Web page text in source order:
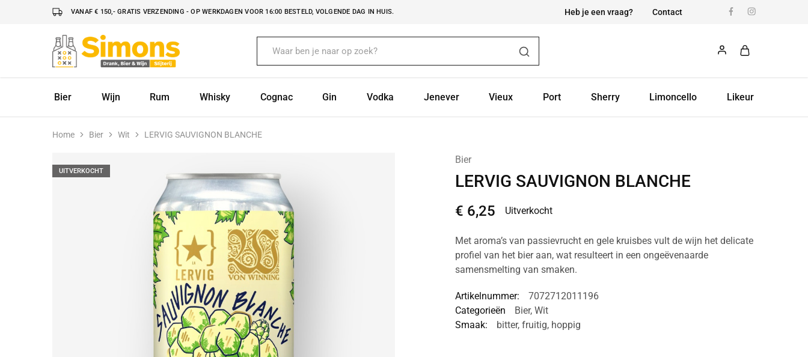
VANAF € 150,- GRATIS VERZENDING - OP WERKDAGEN VOOR 16:00 BESTELD, VOLGENDE DAG IN HUIS. Heb je een vraag? Contact
Simonsdrank.nl
Drank,
Bier
Bier
Wijn Rum Whisky Cognac Gin Vodka Jenever Vieux Port Sherry Limoncello Likeur
Home Bier Wit LERVIG SAUVIGNON BLANCHE
UITVERKOCHT
Bier
LERVIG SAUVIGNON BLANCHE
€ 6,25 Uitverkocht
Met aroma’s van passievrucht en gele kruisbes vult de wijn het delicate
profiel van het bier aan, wat resulteert in een ongeëvenaarde
samensmelting van smaken.
Artikelnummer:
7072712011196
Categorieën
Bier, Wit
Smaak:
bitter, fruitig, hoppig